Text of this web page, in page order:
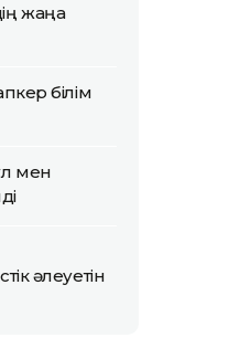
жаңа
білім
мен
әлеуетін